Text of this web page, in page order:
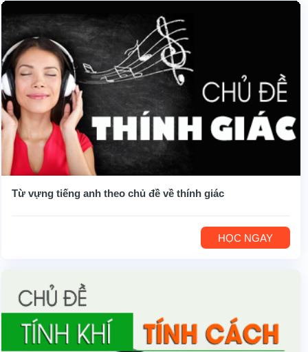
Từ vựng tiếng anh theo chủ đề về thính giác
HỌC NGAY